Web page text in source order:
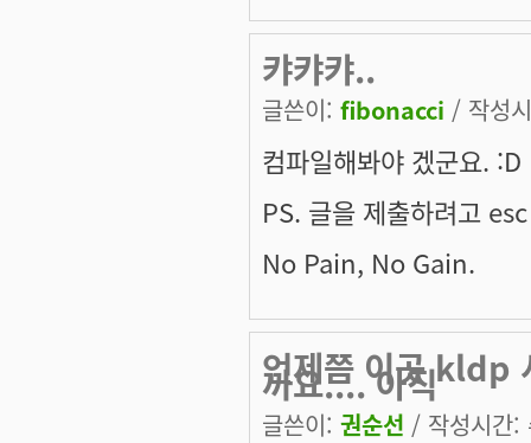
캬캬캬..
글쓴이: fibonacci / 작성
컴파일해봐야 겠군요. :D
PS. 글을 제출하려고
No Pain, No Gain.
언제쯤 이곳 kldp
까요.... 아직
글쓴이: 권순선 / 작성시간